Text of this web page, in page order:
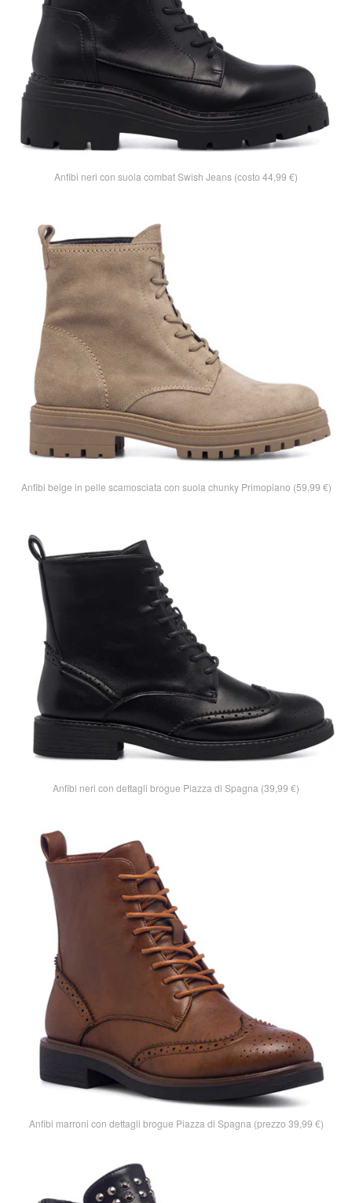
Anfibi neri con suola combat Swish Jeans (costo 44,99 €)
Anfibi beige in pelle scamosciata con suola chunky Primopiano (59,99 €)
Anfibi neri con dettagli brogue Piazza di Spagna (39,99 €)
Anfibi marroni con dettagli brogue Piazza di Spagna (prezzo 39,99 €)